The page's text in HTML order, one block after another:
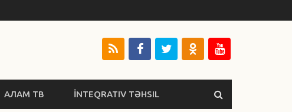
АЛАМ ТВ İNTEQRATIV TƏHSIL